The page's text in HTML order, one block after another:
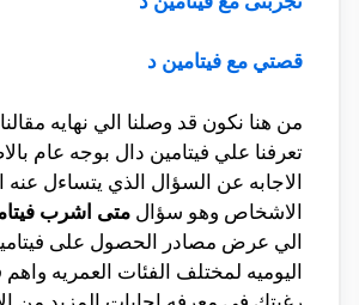
قصتي مع فيتامين د
من هنا نكون قد وصلنا الي نهايه
تعرفنا علي فيتامين دال بوجه عام
الاجابه عن السؤال الذي يتساءل عنه
الاشخاص وهو سؤال متى اشرب
الي عرض مصادر الحصول على
اليوميه لمختلف الفئات العمريه واهم